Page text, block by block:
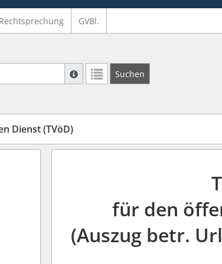
Rechtsprechung GVBl.
Suche mit Platzhalter "*", Bsp.
Suchen
Dienst (TVöD)
für den
(Auszug betr.